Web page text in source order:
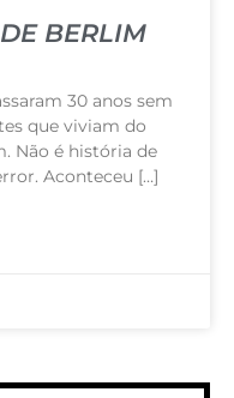
BERLIM
30 anos sem
que viviam do
Não é história de
Aconteceu […]